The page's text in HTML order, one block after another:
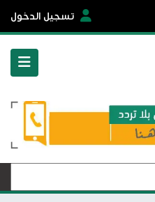
تسجيل الدخول